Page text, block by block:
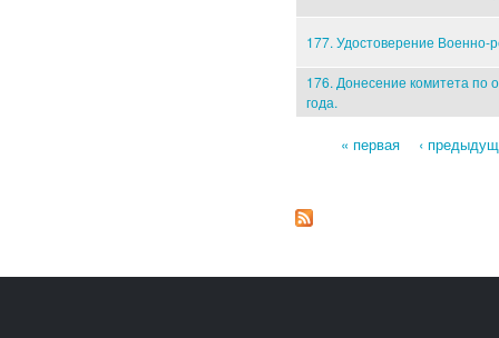
177. Удостоверение Военно-
176. Донесение комитета по
года.
« первая ‹